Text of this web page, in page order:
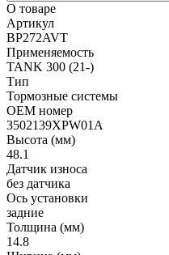
О товаре
Артикул
BP272AVT
Применяемость
TANK 300 (21-)
Тип
Тормозные системы
OEM номер
3502139XPW01A
Высота (мм)
48.1
Датчик износа
без датчика
Ось установки
задние
Толщина (мм)
14.8